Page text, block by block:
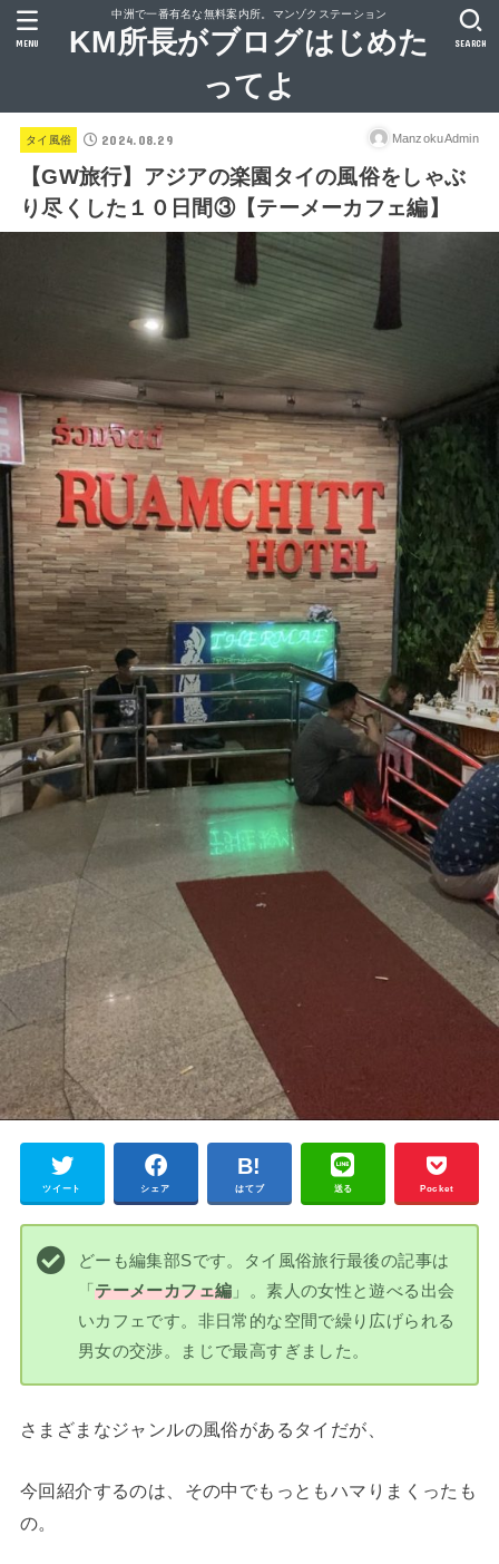
中洲で一番有名な無料案内所。マンゾクステーション
KM所長がブログはじめた
ってよ
SEARCH
MENU
タイ風俗 2024.08.29 ManzokuAdmin
【GW旅行】アジアの楽園タイの風俗をしゃぶ
り尽くした１０日間③【テーメーカフェ編】
ツイート シェア はてブ 送る Pocket
どーも編集部Sです。タイ風俗旅行最後の記事は
「テーメーカフェ編 」。素人の女性と遊べる出会
いカフェです。非日常的な空間で繰り広げられる
男女の交渉。まじで最高すぎました。
さまざまなジャンルの風俗があるタイだが、
今回紹介するのは、その中でもっともハマりまくったも
の。